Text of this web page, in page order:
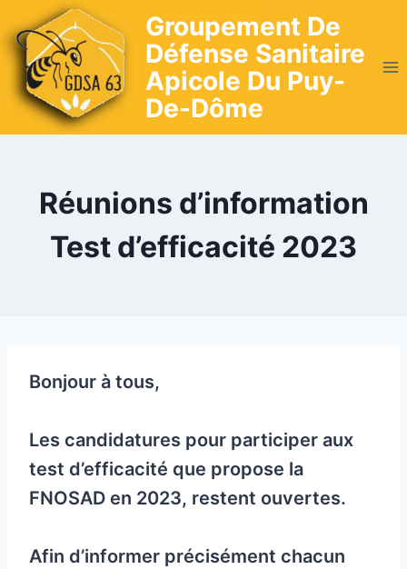
to
content
Groupement De
Défense Sanitaire
Apicole Du Puy-
De-Dôme
Réunions d’information
Test d’efficacité 2023
Bonjour à tous,
Les candidatures pour participer aux
test d’efficacité que propose la
FNOSAD en 2023, restent ouvertes.
Afin d’informer précisément chacun